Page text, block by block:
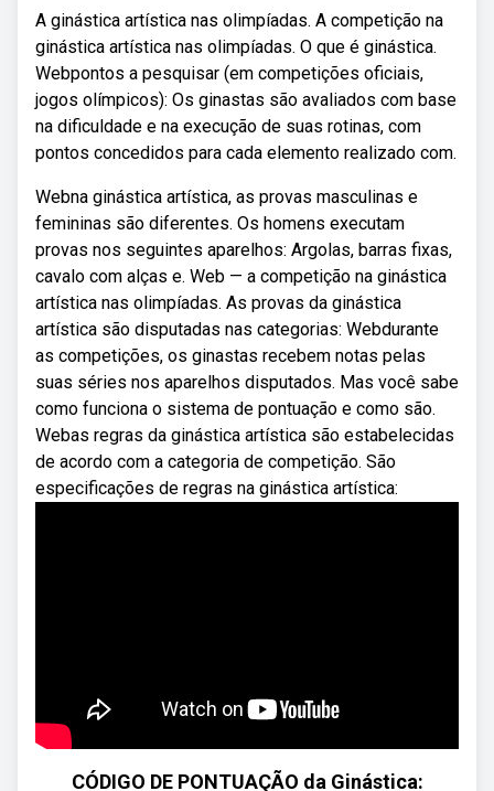
A ginástica artística nas olimpíadas. A competição na
ginástica artística nas olimpíadas. O que é ginástica.
Webpontos a pesquisar (em competições oficiais,
jogos olímpicos): Os ginastas são avaliados com base
na dificuldade e na execução de suas rotinas, com
pontos concedidos para cada elemento realizado com.
Webna ginástica artística, as provas masculinas e
femininas são diferentes. Os homens executam
provas nos seguintes aparelhos: Argolas, barras fixas,
cavalo com alças e. Web — a competição na ginástica
artística nas olimpíadas. As provas da ginástica
artística são disputadas nas categorias: Webdurante
as competições, os ginastas recebem notas pelas
suas séries nos aparelhos disputados. Mas você sabe
como funciona o sistema de pontuação e como são.
Webas regras da ginástica artística são estabelecidas
de acordo com a categoria de competição. São
especificações de regras na ginástica artística:
CÓDIGO DE PONTUAÇÃO da Ginástica: